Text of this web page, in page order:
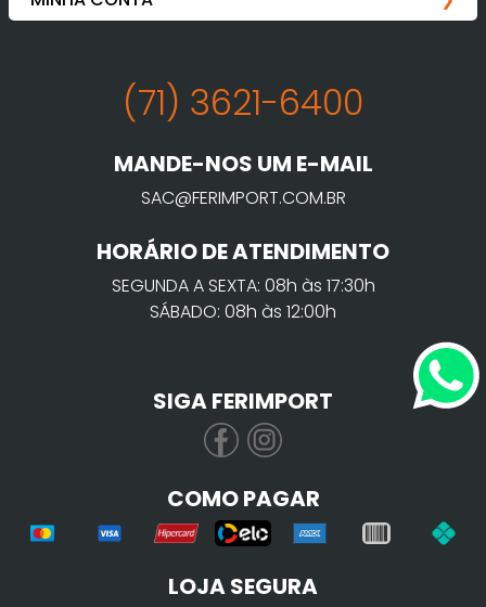
(71) 3621-6400
MANDE-NOS UM E-MAIL
SAC@FERIMPORT.COM.BR
HORÁRIO DE ATENDIMENTO
SEGUNDA A SEXTA: 08h às 17:30h
SÁBADO: 08h às 12:00h
SIGA FERIMPORT
COMO PAGAR
LOJA SEGURA